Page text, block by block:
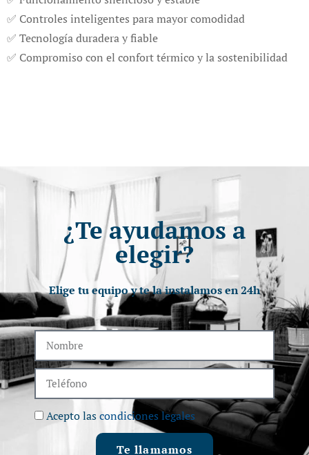
✅ Controles inteligentes para mayor comodidad
✅ Tecnología duradera y fiable
✅ Compromiso con el confort térmico y la sostenibilidad
¿Te ayudamos a
elegir?
Elige tu equipo y te la instalamos en 24h
Acepto lascondiciones legales
Te llamamos